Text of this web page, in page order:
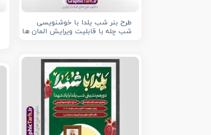
طرح بنر شب یلدا با خوشنویسی
شب چله با قابلیت ویرایش المان ها